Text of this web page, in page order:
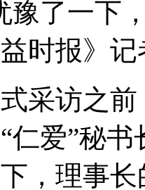
豫了一下
时报》记
采访之
仁爱”秘
，理事